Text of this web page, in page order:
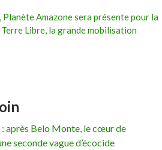
Amazone sera présente pour la
Libre, la grande mobilisation
après Belo Monte, le cœur de
seconde vague d’écocide